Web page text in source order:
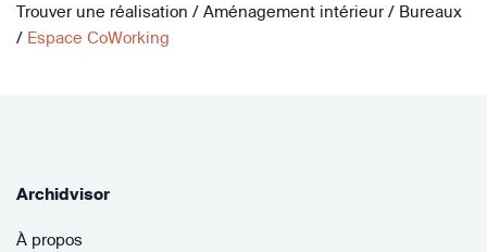
Trouver une réalisation / Aménagement intérieur / Bureaux
/ Espace CoWorking
Archidvisor
À propos